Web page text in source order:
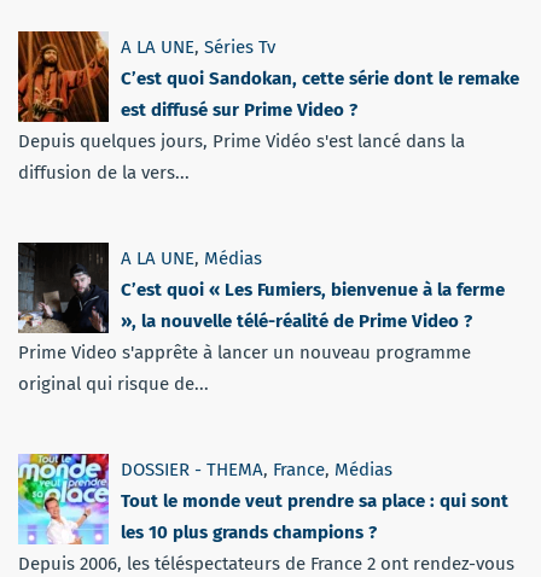
A LA UNE, Séries Tv
C’est quoi Sandokan, cette série dont le remake
est diffusé sur Prime Video ?
Depuis quelques jours, Prime Vidéo s'est lancé dans la
diffusion de la vers...
A LA UNE, Médias
C’est quoi « Les Fumiers, bienvenue à la ferme
», la nouvelle télé-réalité de Prime Video ?
Prime Video s'apprête à lancer un nouveau programme
original qui risque de...
DOSSIER - THEMA, France, Médias
Tout le monde veut prendre sa place : qui sont
les 10 plus grands champions ?
Depuis 2006, les téléspectateurs de France 2 ont rendez-vous